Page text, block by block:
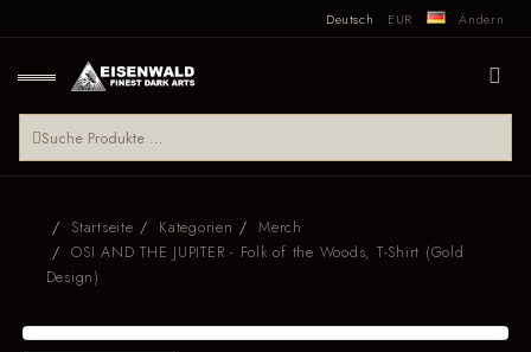
Deutsch EUR Ändern
Startseite Kategorien
Merch
OSI AND THE JUPITER - Folk of the Woods, T-Shirt (Gold
Design)